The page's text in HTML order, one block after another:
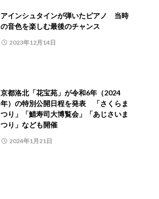
アインシュタインが弾いたピアノ 当時
の音色を楽しむ最後のチャンス
2023年12月14日
京都洛北「花宝苑」が令和6年（2024
年）の特別公開日程を発表 「さくらま
つり」「鯖寿司大博覧会」「あじさいま
つり」なども開催
2024年1月21日